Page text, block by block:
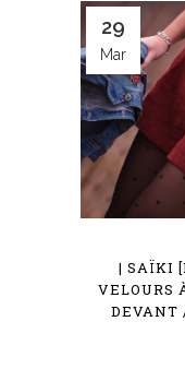
29
Mar
| SAÏKI
VELOURS
DEVANT